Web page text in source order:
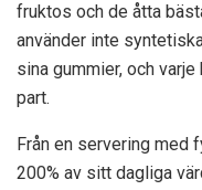
fruktos och de åtta
använder inte
sina gummier, och
part.
Från en servering med
200% av sitt dagliga